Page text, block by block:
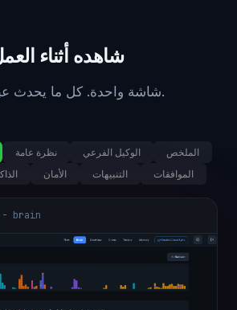
شاهده أثناء
شاشة واحدة. كل ما يحدث عبر وكلائك.
نظرة عامة الوكيل الفرعي
الملخص
الأمان التنبيهات الموافقات
overview